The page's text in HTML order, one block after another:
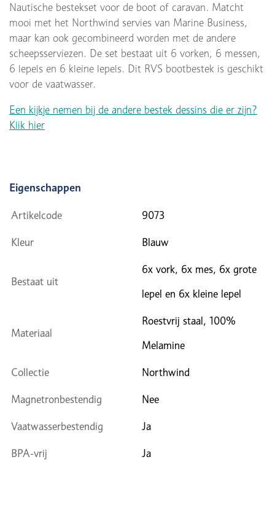
Nautische bestekset voor de boot of caravan. Matcht
mooi met het Northwind servies van Marine Business,
maar kan ook gecombineerd worden met de andere
scheepsserviezen. De set bestaat uit 6 vorken, 6 messen,
6 lepels en 6 kleine lepels. Dit RVS bootbestek is geschikt
voor de vaatwasser.
Een kijkje nemen bij de andere bestek dessins die er zijn?
Klik hier
Eigenschappen
Artikelcode 9073
Kleur Blauw
Bestaat uit
6x vork, 6x mes, 6x grote
lepel en 6x kleine lepel
Materiaal
Roestvrij staal, 100%
Melamine
Collectie Northwind
Magnetronbestendig Nee
Vaatwasserbestendig Ja
BPA-vrij Ja